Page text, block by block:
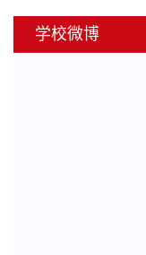
学校微博